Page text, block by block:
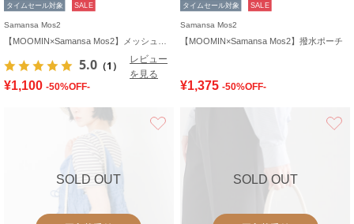
タイムセール対象 SALE
Samansa Mos2
5.0 （1）
レビュー
を見る
¥1,100 -50%OFF-
タイムセール対象 SALE
Samansa Mos2
【MOOMIN×Samansa Mos2】撥水ポーチ
¥1,375 -50%OFF-
SOLD OUT SOLD OUT